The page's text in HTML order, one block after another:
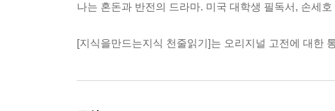
나는 혼돈과 반전의 드라마. 미국 대학생 필독서, 손세
[지식을만드는지식 천줄읽기]는 오리지널 고전에 대한